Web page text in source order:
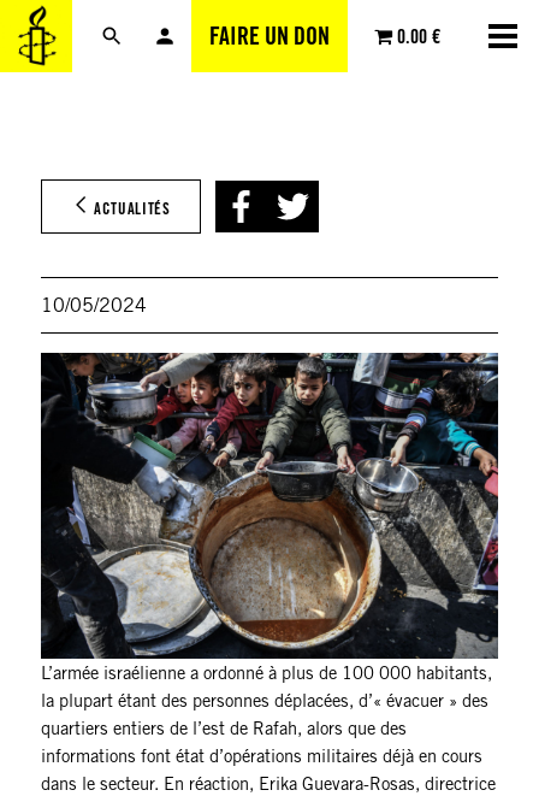
FAIRE UN DON 0.00 €
Aller
au
contenu
ACTUALITÉS
10/05/2024
L’armée israélienne a ordonné à plus de 100 000 habitants,
la plupart étant des personnes déplacées, d’« évacuer » des
quartiers entiers de l’est de Rafah, alors que des
informations font état d’opérations militaires déjà en cours
dans le secteur. En réaction, Erika Guevara-Rosas, directrice